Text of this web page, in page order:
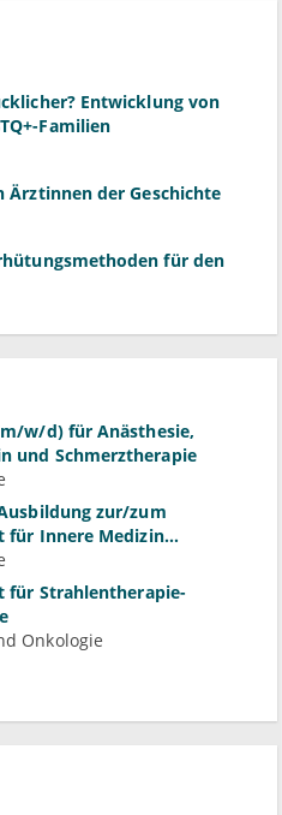
Entwicklung von
Familien
Ärztinnen der Geschichte
für den
w/d) für Anästhesie,
und Schmerztherapie
zur/zum
für Innere Medizin
Intensivmedizin)
für Strahlentherapie-
Onkologie